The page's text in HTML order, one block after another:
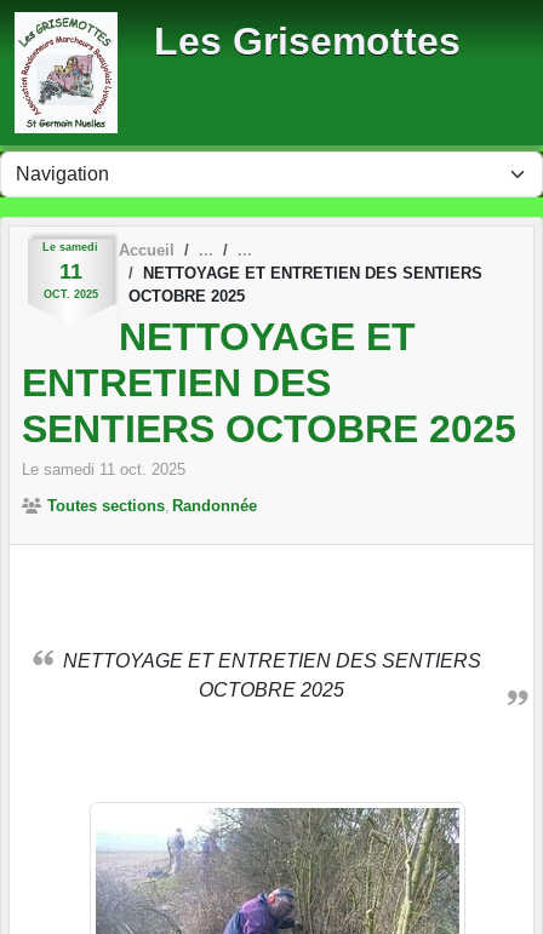
Les Grisemottes
Le samedi
11
OCT. 2025
Accueil
NETTOYAGE ET ENTRETIEN DES SENTIERS
OCTOBRE 2025
NETTOYAGE ET
ENTRETIEN DES
SENTIERS OCTOBRE 2025
Le samedi 11 oct. 2025
Toutes sections Randonnée
NETTOYAGE ET ENTRETIEN DES SENTIERS
OCTOBRE 2025
Panneau de gestion des cookies